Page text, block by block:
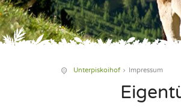
Unterpiskoihof Impressum